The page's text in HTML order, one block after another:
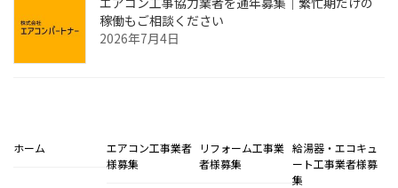
稼働もご相談ください
2026年7月4日
ホーム
エアコン工事業者
様募集
リフォーム工事業
者様募集
給湯器・エコキュ
ート工事業者様募
集